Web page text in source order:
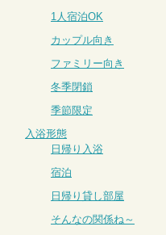
1人宿泊OK
カップル向き
ファミリー向き
冬季閉鎖
季節限定
入浴形態
日帰り入浴
宿泊
日帰り貸し部屋
そんなの関係ね～